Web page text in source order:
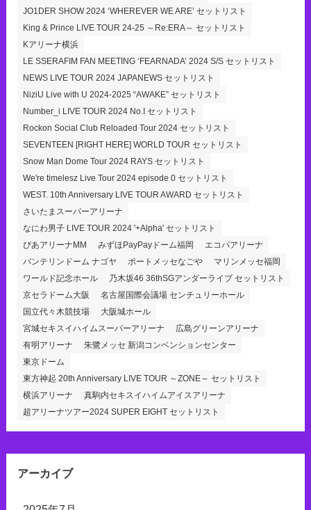
JO1DER SHOW 2024 ‘WHEREVER WE ARE’ セットリスト
King & Prince LIVE TOUR 24-25 ～Re:ERA～ セットリスト
Kアリーナ横浜
LE SSERAFIM FAN MEETING ‘FEARNADA’ 2024 S/S セットリスト
NEWS LIVE TOUR 2024 JAPANEWS セットリスト
NiziU Live with U 2024-2025 “AWAKE” セットリスト
Number_i LIVE TOUR 2024 No.I セットリスト
Rockon Social Club Reloaded Tour 2024 セットリスト
SEVENTEEN [RIGHT HERE] WORLD TOUR セットリスト
Snow Man Dome Tour 2024 RAYS セットリスト
We're timelesz Live Tour 2024 episode 0 セットリスト
WEST. 10th Anniversary LIVE TOUR AWARD セットリスト
さいたまスーパーアリーナ
なにわ男子 LIVE TOUR 2024 '+Alpha' セットリスト
ぴあアリーナMM
みずほPayPayドーム福岡
エコパアリーナ
バンテリンドーム ナゴヤ
ポートメッセなごや
マリンメッセ福岡
ワールド記念ホール
乃木坂46 36thSGアンダーライブ セットリスト
京セラドーム大阪
名古屋国際会議場 センチュリーホール
国立代々木競技場
大阪城ホール
宮城セキスイハイムスーパーアリーナ
広島グリーンアリーナ
有明アリーナ
朱鷺メッセ 新潟コンベンションセンター
東京ドーム
東方神起 20th Anniversary LIVE TOUR ～ZONE～ セットリスト
横浜アリーナ
真駒内セキスイハイムアイスアリーナ
超アリーナツアー2024 SUPER EIGHT セットリスト
アーカイブ